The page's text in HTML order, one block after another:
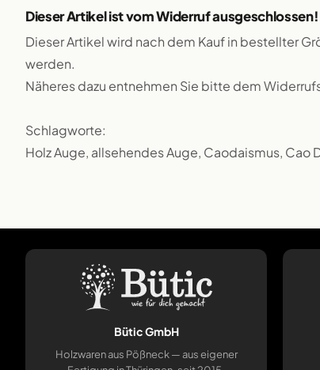
Dieser Artikel ist vom Widerruf ausgeschlossen!
Dieser Artikel wird nach dem Kauf in bestellter
werden.
Näheres dazu entnehmen Sie bitte dem
Schlagworte:
Holz Auge, allsehendes Auge, Caodaismus,
Bütic GmbH
Holzwaren aus Pößneck — aus eigener